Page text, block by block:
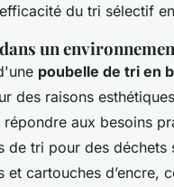
du tri sélectif
un
poubelle de tri en
des raisons
aux besoins
de tri pour des déchets
et cartouches d’encre,